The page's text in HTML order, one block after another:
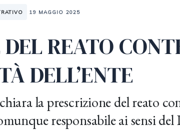
19 MAGGIO 2025
REATO
DELL’ENTE
la prescrizione del reato
responsabile ai sensi